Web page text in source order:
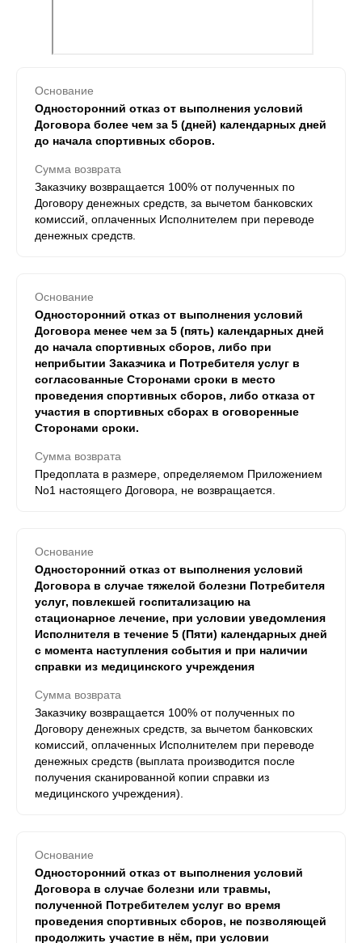
Основание
Односторонний отказ от выполнения условий
Договора более чем за 5 (дней) календарных дней
до начала спортивных сборов.
Сумма возврата
Заказчику возвращается 100% от полученных по
Договору денежных средств, за вычетом банковских
комиссий, оплаченных Исполнителем при переводе
денежных средств.
Основание
Односторонний отказ от выполнения условий
Договора менее чем за 5 (пять) календарных дней
до начала спортивных сборов, либо при
неприбытии Заказчика и Потребителя услуг в
согласованные Сторонами сроки в место
проведения спортивных сборов, либо отказа от
участия в спортивных сборах в оговоренные
Сторонами сроки.
Сумма возврата
Предоплата в размере, определяемом Приложением
No1 настоящего Договора, не возвращается.
Основание
Односторонний отказ от выполнения условий
Договора в случае тяжелой болезни Потребителя
услуг, повлекшей госпитализацию на
стационарное лечение, при условии уведомления
Исполнителя в течение 5 (Пяти) календарных дней
с момента наступления события и при наличии
справки из медицинского учреждения
Сумма возврата
Заказчику возвращается 100% от полученных по
Договору денежных средств, за вычетом банковских
комиссий, оплаченных Исполнителем при переводе
денежных средств (выплата производится после
получения сканированной копии справки из
медицинского учреждения).
Основание
Односторонний отказ от выполнения условий
Договора в случае болезни или травмы,
полученной Потребителем услуг во время
проведения спортивных сборов, не позволяющей
продолжить участие в нём, при условии